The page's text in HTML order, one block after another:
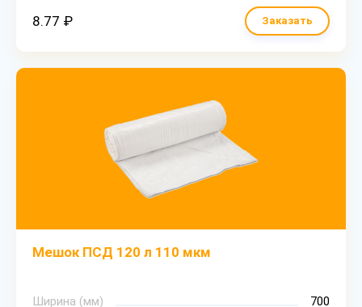
8.77 ₽ Заказать
Мешок ПСД 120 л 110 мкм
Ширина (мм)
700